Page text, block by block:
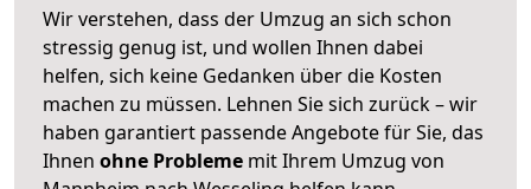
Wir verstehen, dass der Umzug an sich schon
stressig genug ist, und wollen Ihnen dabei
helfen, sich keine Gedanken über die Kosten
machen zu müssen. Lehnen Sie sich zurück – wir
haben garantiert passende Angebote für Sie, das
Ihnen ohne Probleme mit Ihrem Umzug von